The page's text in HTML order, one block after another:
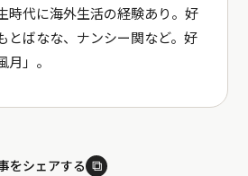
時代に海外生活の経験あり。好
とばなな、ナンシー関など。好
月」。
をシェアする ⧉